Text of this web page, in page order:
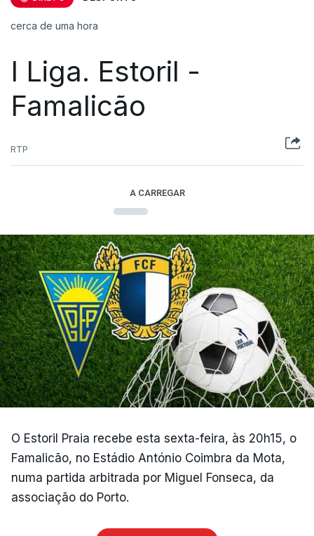
cerca de uma hora
I Liga. Estoril -
Famalicão
RTP
A CARREGAR
O Estoril Praia recebe esta sexta-feira, às 20h15, o
Famalicão, no Estádio António Coimbra da Mota,
numa partida arbitrada por Miguel Fonseca, da
associação do Porto.